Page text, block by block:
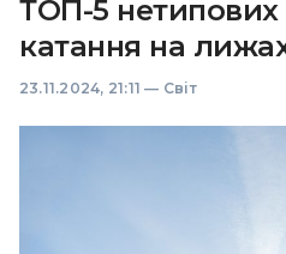
ТОП-5 нетипових
катання на
23.11.2024, 21:11 — Світ